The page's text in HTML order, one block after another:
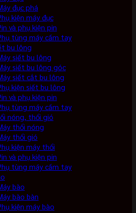
đục phá
kiện máy đục
và phụ kiện pin
tùng máy cầm tay
bu lông
siết bu lông
siết bu lông góc
siết cắt bu lông
kiện siết bu lông
và phụ kiện pin
tùng máy cầm tay
nóng, thổi gió
thổi nóng
thổi gió
kiện máy thổi
và phụ kiện pin
tùng máy cầm tay
bào
bào bàn
kiện máy bào